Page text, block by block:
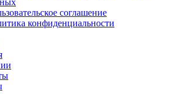
соглашение
конфиденциальности